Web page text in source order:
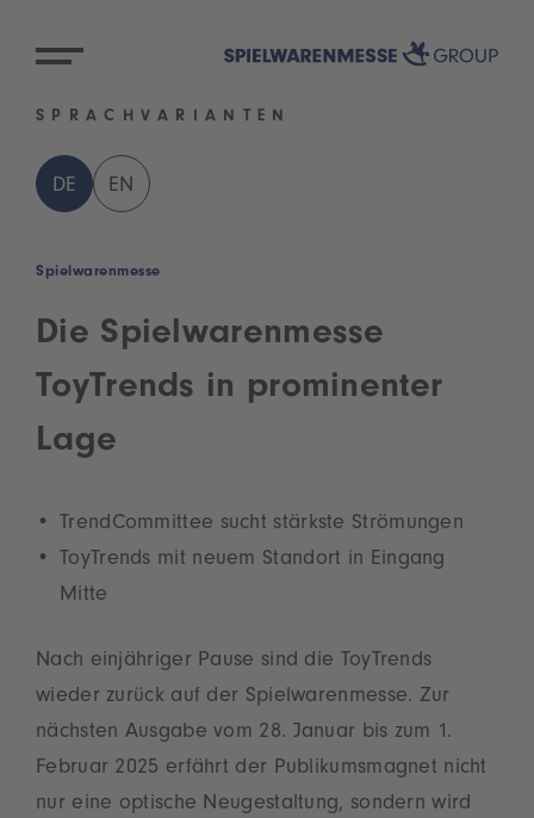
SPRACHVARIANTEN
DE EN
Spielwarenmesse
Die Spielwarenmesse
ToyTrends in prominenter
Lage
TrendCommittee sucht stärkste Strömungen
ToyTrends mit neuem Standort in Eingang
Mitte
Nach einjähriger Pause sind die ToyTrends
wieder zurück auf der Spielwarenmesse. Zur
nächsten Ausgabe vom 28. Januar bis zum 1.
Februar 2025 erfährt der Publikumsmagnet nicht
nur eine optische Neugestaltung, sondern wird